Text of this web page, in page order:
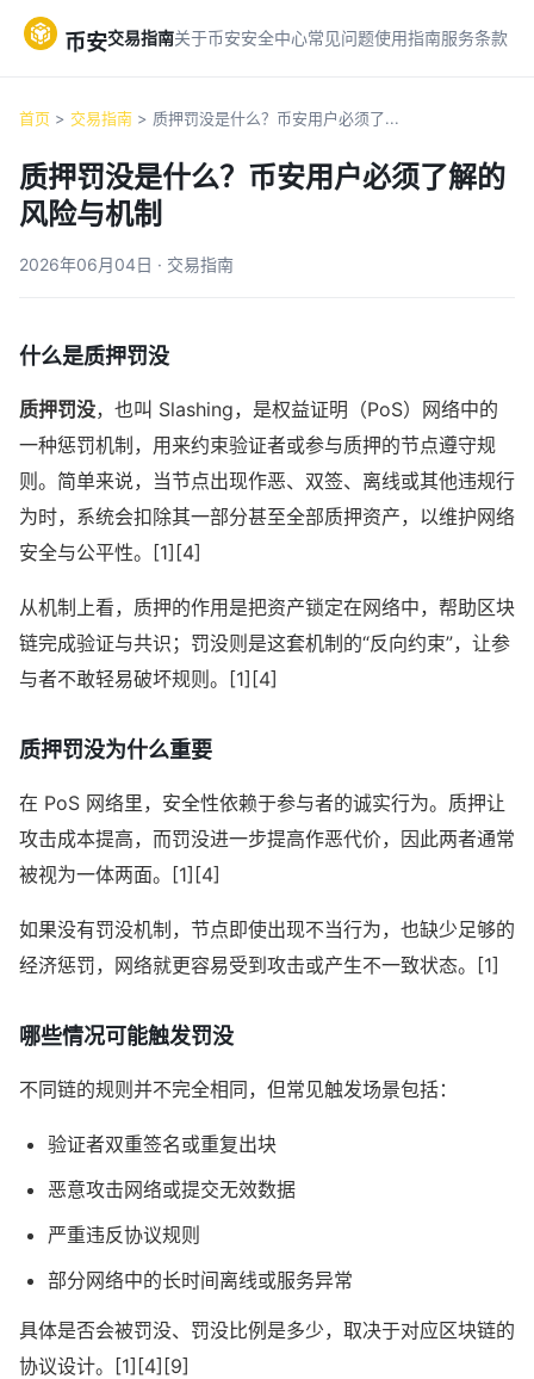
币安交易指南关于币安安全中心常见问题使用指南服务条款
首页 > 交易指南 > 质押罚没是什么？币安用户必须了...
质押罚没是什么？币安用户必须了解的
风险与机制
2026年06月04日 · 交易指南
什么是质押罚没
质押罚没，也叫 Slashing，是权益证明（PoS）网络中的
一种惩罚机制，用来约束验证者或参与质押的节点遵守规
则。简单来说，当节点出现作恶、双签、离线或其他违规行
为时，系统会扣除其一部分甚至全部质押资产，以维护网络
安全与公平性。[1][4]
从机制上看，质押的作用是把资产锁定在网络中，帮助区块
链完成验证与共识；罚没则是这套机制的“反向约束”，让参
与者不敢轻易破坏规则。[1][4]
质押罚没为什么重要
在 PoS 网络里，安全性依赖于参与者的诚实行为。质押让
攻击成本提高，而罚没进一步提高作恶代价，因此两者通常
被视为一体两面。[1][4]
如果没有罚没机制，节点即使出现不当行为，也缺少足够的
经济惩罚，网络就更容易受到攻击或产生不一致状态。[1]
哪些情况可能触发罚没
不同链的规则并不完全相同，但常见触发场景包括：
验证者双重签名或重复出块
恶意攻击网络或提交无效数据
严重违反协议规则
部分网络中的长时间离线或服务异常
具体是否会被罚没、罚没比例是多少，取决于对应区块链的
协议设计。[1][4][9]